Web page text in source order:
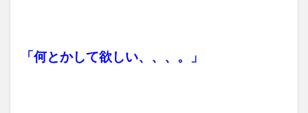
「何とかして欲しい、、、。」